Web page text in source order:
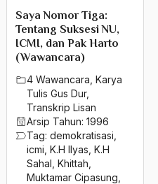
Saya Nomor Tiga:
Tentang Suksesi NU,
ICMI, dan Pak Harto
(Wawancara)
4 Wawancara Karya
Tulis Gus Dur,
Transkrip Lisan
Arsip Tahun: 1996
Tag: demokratisasi
icmi K.H Ilyas K.H
Sahal Khittah
Muktamar Cipasung
and Relegion